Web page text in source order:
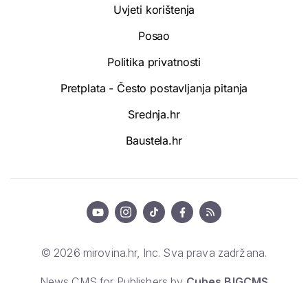
Uvjeti korištenja
Posao
Politika privatnosti
Pretplata - Često postavljanja pitanja
Srednja.hr
Baustela.hr
© 2026 mirovina.hr, Inc. Sva prava zadržana.